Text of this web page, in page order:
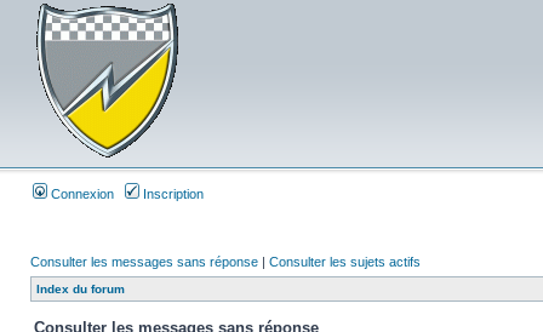
Connexion Inscription
Consulter les messages sans réponse | Consulter les sujets actifs
Index du forum
Consulter les messages sans réponse